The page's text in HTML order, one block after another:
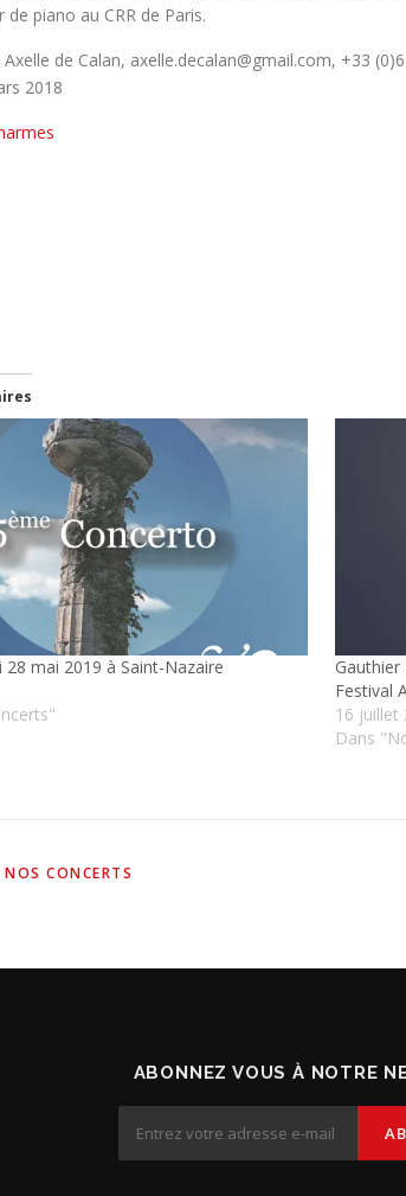
piano au CRR de Paris.
de Calan, axelle.decalan@gmail.com, +33
2018
28 mai 2019 à Saint-Nazaire
Festival
16 juillet
Dans
NOS CONCERTS
ABONNEZ VOUS À NOTRE